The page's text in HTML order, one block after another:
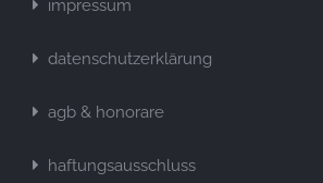
impressum
datenschutzerklärung
agb & honorare
haftungsausschluss